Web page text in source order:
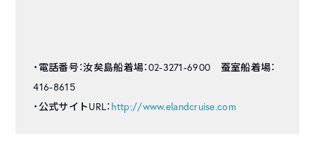
・電話番号：汝矣島船着場：02-3271-6900 蚕室船着場：
416-8615
・公式サイトURL： http://www.elandcruise.com